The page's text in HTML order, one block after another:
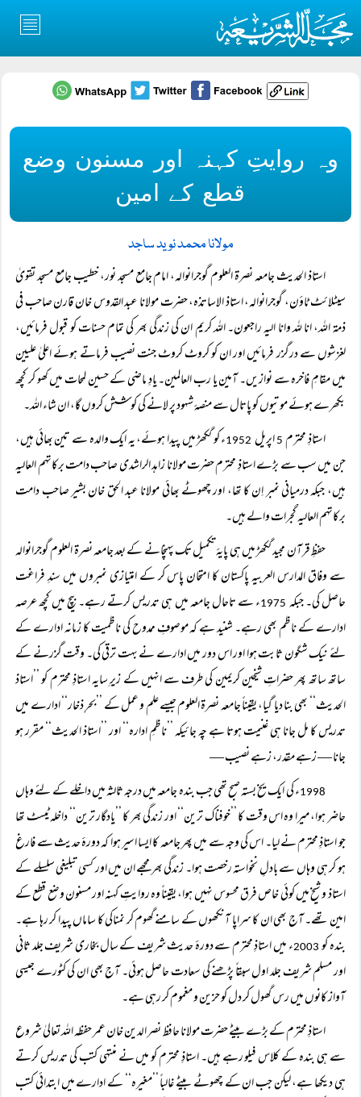
وہ روایتِ کہنہ اور مسنون وضع
قطع کے امین
مولانا محمد نوید ساجد
استاذ الحدیث جامعہ نصرۃ العلوم گوجرانوالہ، امام جامع مسجد نور، خطیب جامع مسجد تقویٰ
سیٹلائٹ ٹاؤن، گوجرانوالہ، استاذ الاساتذہ، حضرت مولانا عبد القدوس خان قارن صاحب فی
ذمۃ اللہ، انا للہ وانا الیہ راجعون۔ اللہ کریم ان کی زندگی بھر کی تمام حسنات کو قبول فرمائیں،
لغزشوں سے درگزر فرمائیں اور ان کو کروٹ کروٹ جنت نصیب فرماتے ہوئے اعلیٰ علیین
میں مقامِ فاخرہ سے نوازیں۔ آمین یا رب العالمین۔ یادِ ماضی کے حسین لمحات میں کھو کر کچھ
بکھرے ہوئے موتیوں کو پاتال سے منصۂ شہود پر لانے کی کوشش کروں گا، ان شاء اللہ۔
استاذِ محترم5 اپریل
ء کو گکھڑ میں پیدا ہوئے، یہ ایک والدہ سے تین بھائی ہیں،
جن میں سب سے بڑے استاذِ محترم حضرت مولانا زاہد الراشدی صاحب دامت برکاتہم العالیہ
ہیں، جبکہ درمیانی نمبر اِن کا تھا، اور چھوٹے بھائی مولانا عبد الحق خان بشیر صاحب دامت
برکاتہم العالیہ گجرات والے ہیں۔
حفظِ قرآن مجید گکھڑ میں ہی پایۂ تکمیل تک پہنچانے کے بعد جامعہ نصرۃ العلوم گوجرانوالہ
سے وفاق المدارس العربیہ پاکستان کا امتحان پاس کر کے امتیازی نمبروں میں سندِ فراغت
حاصل کی۔ جبکہ
ء سے تاحال جامعہ میں ہی تدریس کرتے رہے۔ بیچ میں کچھ عرصہ
ادارے کے ناظم بھی رہے۔ شنید ہے کہ موصوفِ ممدوح کی ناظمیت کا زمانہ ادارے کے
لئے نیک شگون ثابت ہوا اور اس دور میں ادارے نے بہت ترقی کی۔ وقت گزرنے کے
ساتھ ساتھ پھر حضراتِ شیخین کریمین کی طرف سے انہیں کے زیرِ سایہ استاذِ محترم کو ’’استاذ
الحدیث‘‘ بھی بنا دیا گیا، یقیناً جامعہ نصرۃ العلوم جیسے علم و عمل کے ’’بحرِ ذخار‘‘ ادارے میں
تدریس کا مل جانا ہی غنیمت ہوتا ہے چہ جائیکہ ’’ناظمِ ادارہ‘‘ اور ’’استاذ الحدیث‘‘ مقرر ہو
جانا — زہے مقدر، زہے نصیب —
1998ء کی ایک یخ بستہ صبح تھی جب بندہ جامعہ میں درجہ ثالثہ میں داخلے کے لئے وہاں
حاضر ہوا، میرا وہ اس وقت کا ’’خوفناک ترین‘‘ اور زندگی بھر کا ’’یادگار ترین‘‘ داخلہ ٹیسٹ تھا
جو استاذِ محترم نے لیا۔ اس کی وجہ سے میں پھر جامعہ کا ایسا اسیر ہوا کہ دورۂ حدیث سے فارغ
ہو کر ہی وہاں سے بادلِ نخواستہ رخصت ہوا۔ زندگی بھر مجھے ان میں اور کسی تبلیغی سلسلے کے
استاذ و شیخ میں کوئی خاص فرق محسوس نہیں ہوا، یقیناً وہ روایتِ کہنہ اور مسنون وضع قطع کے
امین تھے۔ آج بھی ان کا سراپا آنکھوں کے سامنے گھوم کر نمناکی کا ساماں پیدا کر رہا ہے۔
بندہ کو2003
ء میں استاذِ محترم سے دورۂ حدیث شریف کے سال بخاری شریف جلد ثانی
اور مسلم شریف جلد اول سبقاً پڑھنے کی سعادت حاصل ہوئی۔ آج بھی ان کی کٹورے جیسی
آواز کانوں میں رس گھول کر دل کو حزین و مغموم کر رہی ہے۔
استاذِ محترم کے بڑے بیٹے حضرت مولانا حافظ نصر الدین خان عمر حفظہ اللہ تعالیٰ شروع
سے ہی بندہ کے کلاس فیلو رہے ہیں۔ استاذِ محترم کو میں نے منتہی کتب کی تدریس کرتے
ہی دیکھا ہے، لیکن جب ان کے چھوٹے بیٹے غالباً ’’مغیرہ‘‘ کے ادارے میں ابتدائی کتب